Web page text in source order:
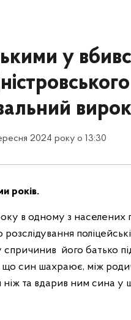
у
2024 року о 13:30
років.
в одному з населених
його батько
що син шахраює, між
ніж та вдарив ним сина у